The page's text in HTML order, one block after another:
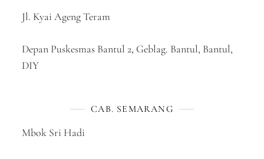
Jl. Kyai Ageng Teram
Depan Puskesmas Bantul 2, Geblag. Bantul, Bantul,
DIY
CAB. SEMARANG
Mbok Sri Hadi